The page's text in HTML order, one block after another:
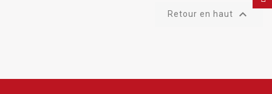
Retour en haut 